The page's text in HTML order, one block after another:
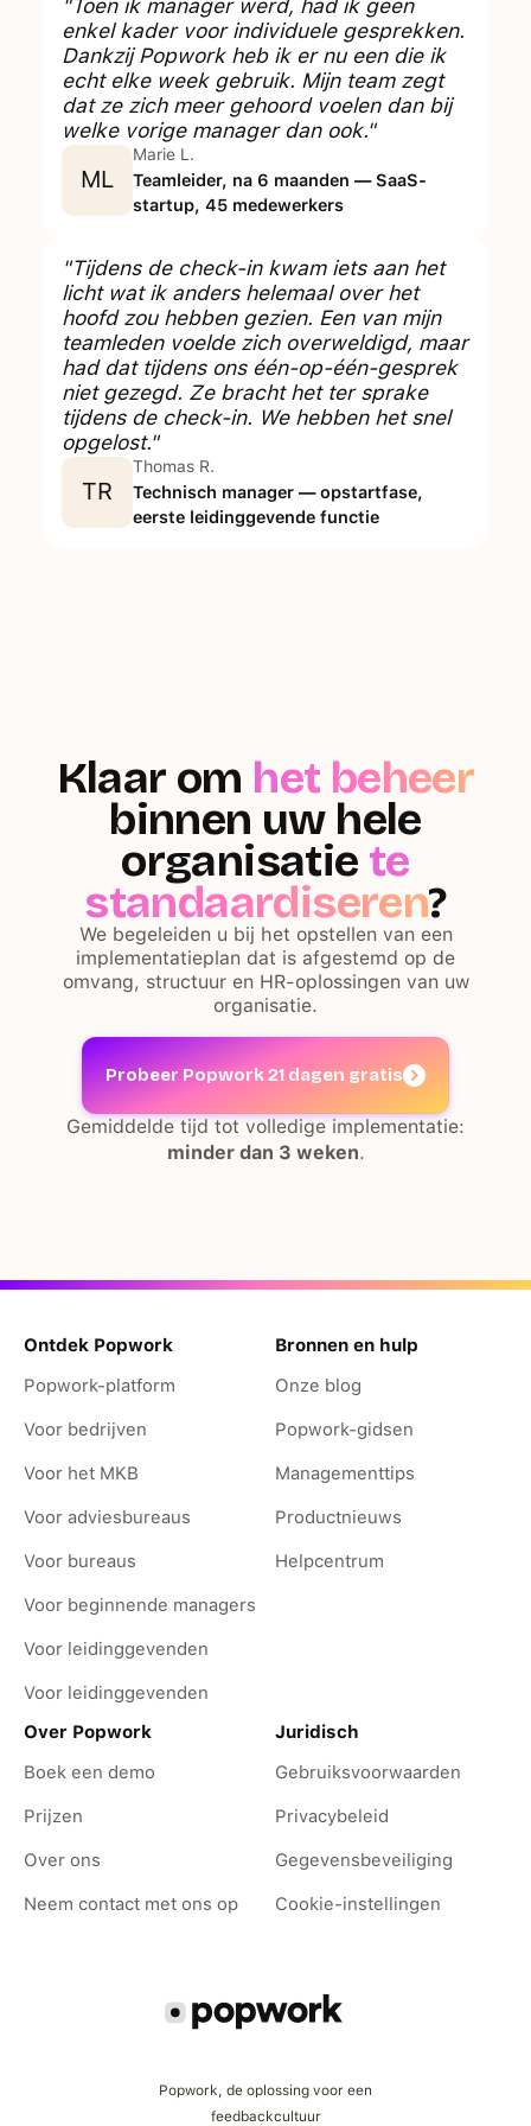
"Toen ik manager werd, had ik geen
enkel kader voor individuele gesprekken.
Dankzij Popwork heb ik er nu een die ik
echt elke week gebruik. Mijn team zegt
dat ze zich meer gehoord voelen dan bij
welke vorige manager dan ook."
ML
Marie L.
Teamleider, na 6 maanden — SaaS-
startup, 45 medewerkers
"Tijdens de check-in kwam iets aan het
licht wat ik anders helemaal over het
hoofd zou hebben gezien. Een van mijn
teamleden voelde zich overweldigd, maar
had dat tijdens ons één-op-één-gesprek
niet gezegd. Ze bracht het ter sprake
tijdens de check-in. We hebben het snel
opgelost."
TR
Thomas R.
Technisch manager — opstartfase,
eerste leidinggevende functie
Klaar om het beheer
binnen uw hele
organisatie te
standaardiseren?
We begeleiden u bij het opstellen van een
implementatieplan dat is afgestemd op de
omvang, structuur en HR-oplossingen van uw
organisatie.
Probeer Popwork 21 dagen gratis
Gemiddelde tijd tot volledige implementatie:
minder dan 3 weken.
Popwork, de oplossing voor een
feedbackcultuur
Ontdek Popwork
Popwork-platform
Voor bedrijven
Voor het MKB
Voor adviesbureaus
Voor bureaus
Voor beginnende managers
Voor leidinggevenden
Voor leidinggevenden
Bronnen en hulp
Onze blog
Popwork-gidsen
Managementtips
Productnieuws
Helpcentrum
Over Popwork
Boek een demo
Prijzen
Over ons
Neem contact met ons op
Juridisch
Gebruiksvoorwaarden
Privacybeleid
Gegevensbeveiliging
Cookie-instellingen